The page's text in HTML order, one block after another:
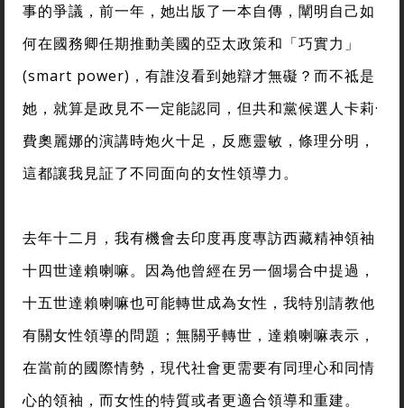
事的爭議，前一年，她出版了一本自傳，闡明自己如
何在國務卿任期推動美國的亞太政策和「巧實力」
(smart power)，有誰沒看到她辯才無礙？而不祗是
她，就算是政見不一定能認同，但共和黨候選人卡莉·
費奧麗娜的演講時炮火十足，反應靈敏，條理分明，
這都讓我見証了不同面向的女性領導力。
去年十二月，我有機會去印度再度專訪西藏精神領袖
十四世達賴喇嘛。因為他曾經在另一個場合中提過，
十五世達賴喇嘛也可能轉世成為女性，我特別請教他
有關女性領導的問題；無關乎轉世，達賴喇嘛表示，
在當前的國際情勢，現代社會更需要有同理心和同情
心的領袖，而女性的特質或者更適合領導和重建。